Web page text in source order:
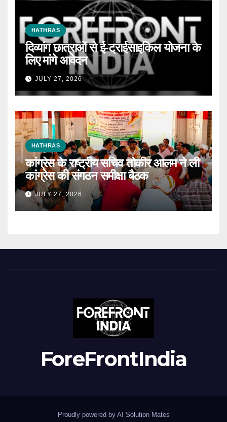
HATHRAS
दिव्यांग छात्राओं से ई-ट्राईसाइकिल योजना के
लिए मांगे आवेदन
JULY 27, 2026
HATHRAS
कांग्रेस के राष्ट्रीय सचिव तोकीर आलम ने ली
कांग्रेस की संगठन समीक्षा बैठक
JULY 27, 2026
ForeFrontIndia
Proudly powered by AI Solution Mates